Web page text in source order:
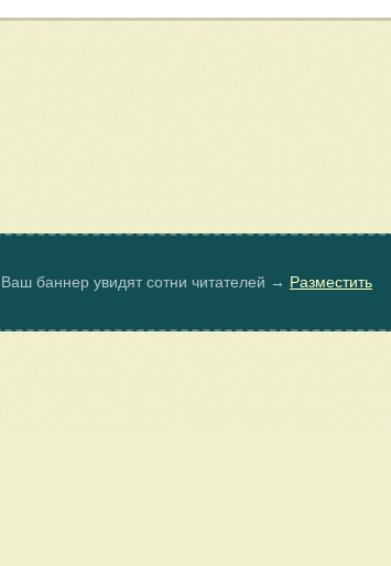
Ваш баннер увидят сотни читателей → Разместить